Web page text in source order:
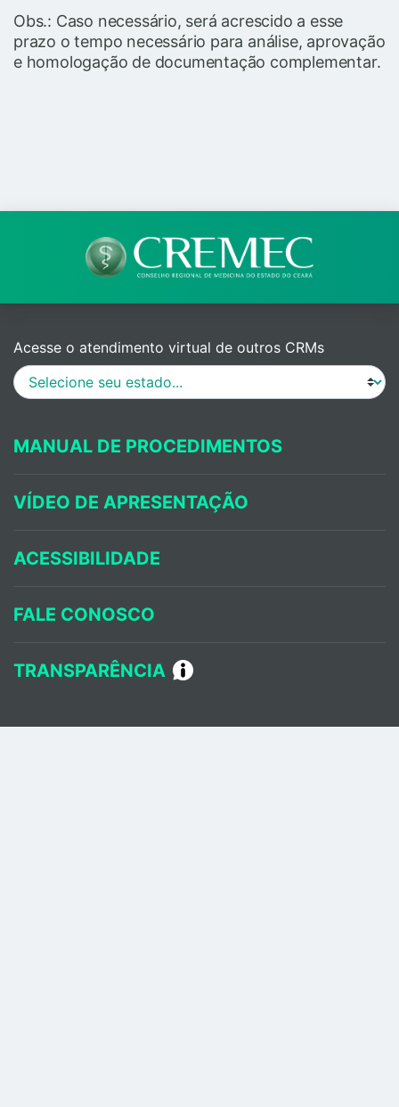
Obs.: Caso necessário, será acrescido a esse
prazo o tempo necessário para análise, aprovação
e homologação de documentação complementar.
Acesse o atendimento virtual de outros CRMs
MANUAL DE PROCEDIMENTOS
VÍDEO DE APRESENTAÇÃO
ACESSIBILIDADE
FALE CONOSCO
TRANSPARÊNCIA